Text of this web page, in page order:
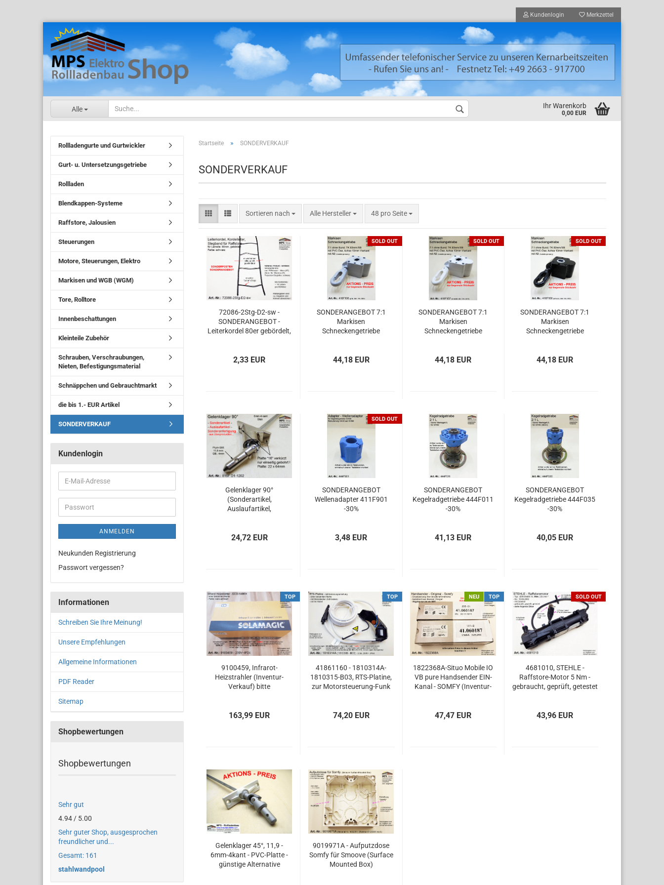
Kundenlogin Merkzettel
Alle Ihr Warenkorb
0,00 EUR
Startseite » SONDERVERKAUF
SONDERVERKAUF
Sortieren nach Alle Hersteller 48 pro Seite
72086-2Stg-D2-sw -
SONDERANGEBOT -
Leiterkordel 80er gebördelt,
2,33 EUR
SOLD OUT
SONDERANGEBOT 7:1
Markisen
Schneckengetriebe
44,18 EUR
SOLD OUT
SONDERANGEBOT 7:1
Markisen
Schneckengetriebe
44,18 EUR
SOLD OUT
SONDERANGEBOT 7:1
Markisen
Schneckengetriebe
44,18 EUR
Gelenklager 90°
(Sonderartikel,
Auslaufartikel,
24,72 EUR
SOLD OUT
SONDERANGEBOT
Wellenadapter 411F901
-30%
3,48 EUR
SONDERANGEBOT
Kegelradgetriebe 444F011
-30%
41,13 EUR
SONDERANGEBOT
Kegelradgetriebe 444F035
-30%
40,05 EUR
TOP
9100459, Infrarot-
Heizstrahler (Inventur-
Verkauf) bitte
163,99 EUR
TOP
41861160 - 1810314A-
1810315-B03, RTS-Platine,
zur Motorsteuerung-Funk
74,20 EUR
NEU TOP
1822368A-Situo Mobile IO
VB pure Handsender EIN-
Kanal - SOMFY (Inventur-
47,47 EUR
SOLD OUT
4681010, STEHLE -
Raffstore-Motor 5 Nm -
gebraucht, geprüft, getestet
43,96 EUR
Gelenklager 45°, 11,9 -
6mm-4kant - PVC-Platte -
günstige Alternative
9019971A - Aufputzdose
Somfy für Smoove (Surface
Mounted Box)
Rollladengurte und Gurtwickler
Gurt- u. Untersetzungsgetriebe
Rollladen
Blendkappen-Systeme
Raffstore, Jalousien
Steuerungen
Motore, Steuerungen, Elektro
Markisen und WGB (WGM)
Tore, Rolltore
Innenbeschattungen
Kleinteile Zubehör
Schrauben, Verschraubungen,
Nieten, Befestigungsmaterial
Schnäppchen und Gebrauchtmarkt
die bis 1.- EUR Artikel
SONDERVERKAUF
Kundenlogin
ANMELDEN
Neukunden Registrierung
Passwort vergessen?
Informationen
Schreiben Sie Ihre Meinung!
Unsere Empfehlungen
Allgemeine Informationen
PDF Reader
Sitemap
Shopbewertungen
Shopbewertungen
Sehr gut
4.94 / 5.00
Sehr guter Shop, ausgesprochen
freundlicher und...
Gesamt: 161
stahlwandpool